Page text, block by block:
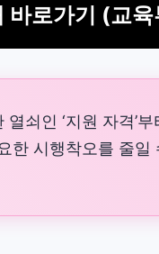
바로가기 (교
쇠인 ‘지원 자격’
한 시행착오를 줄일